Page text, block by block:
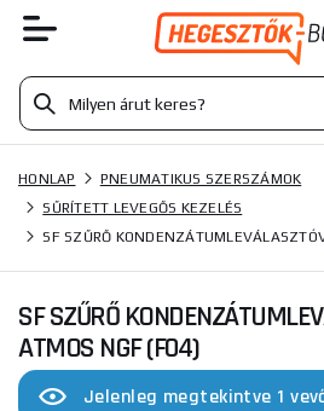
HONLAP
PNEUMATIKUS SZERSZÁMOK
SŰRÍTETT LEVEGŐS KEZELÉS
SF SZŰRŐ
SF SZŰRŐ
ATMOS NGF (F04)
Jelenleg megtekintve 1